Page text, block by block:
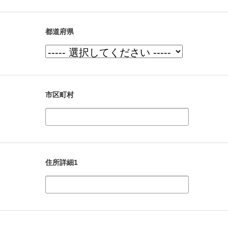
都道府県
市区町村
住所詳細1